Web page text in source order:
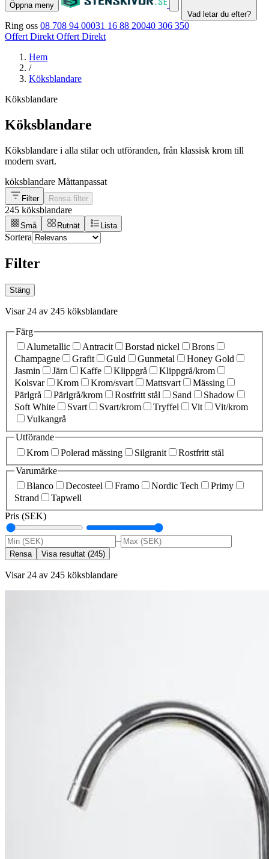
Öppna meny
Vad letar du efter?
Ring oss 08 708 94 00031 16 88 20040 306 350
Offert Direkt Offert Direkt
Hem
/
Köksblandare
Köksblandare
Köksblandare
Köksblandare i alla stilar och utföranden, från klassisk krom till
modern svart.
köksblandare Måttanpassat
Filter Rensa filter
245 köksblandare
Små Rutnät Lista
Sortera
Filter
Stäng
Visar 24 av 245 köksblandare
Färg
Alumetallic
Antracit Borstad nickel
Brons
Champagne
Grafit Guld Gunmetal
Honey Gold
Jasmin
Järn Kaffe Klippgrå
Klippgrå/krom
Kolsvar
Krom Krom/svart Mattsvart
Mässing
Pärlgrå
Pärlgrå/krom Rostfritt stål Sand
Shadow
Soft White
Svart Svart/krom Tryffel Vit
Vit/krom
Vulkangrå
Utförande
Krom
Polerad mässing Silgranit
Rostfritt stål
Varumärke
Blanco
Decosteel Framo Nordic Tech
Primy
Strand
Tapwell
Pris (SEK)
–
Rensa Visa resultat (245)
Visar 24 av 245 köksblandare